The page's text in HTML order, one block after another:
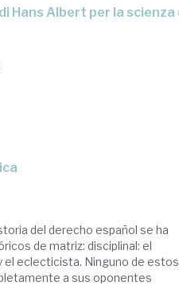
del derecho español se ha
de matriz: disciplinal: el
eclecticista. Ninguno de estos
a sus oponentes